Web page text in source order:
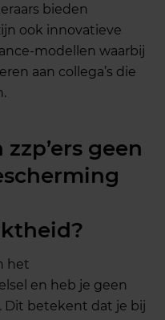
bieden
ook innovatieve
modellen waarbij
aan collega’s die
geen
het
en heb je geen
Dit betekent dat je bij